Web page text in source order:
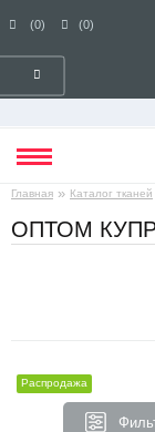
(0) (0)
Главная » Каталог тканей
ОПТОМ
Распродажа